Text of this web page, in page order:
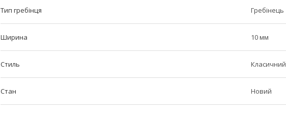
Тип гребінця Гребінець
Ширина 10 мм
Стиль Класичний
Стан Новий